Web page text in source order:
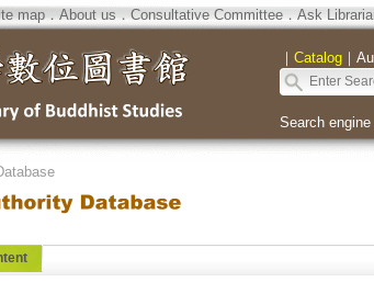
map．About us．Consultative Committee．Ask
｜ Catalog｜
Search engine